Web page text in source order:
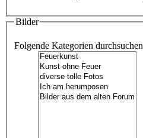
Bilder
Folgende Kategorien durchsuchen